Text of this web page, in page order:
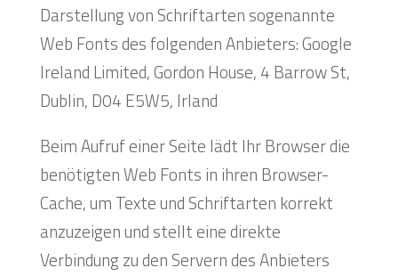
Darstellung von Schriftarten sogenannte
Web Fonts des folgenden Anbieters: Google
Ireland Limited, Gordon House, 4 Barrow St,
Dublin, D04 E5W5, Irland
Beim Aufruf einer Seite lädt Ihr Browser die
benötigten Web Fonts in ihren Browser-
Cache, um Texte und Schriftarten korrekt
anzuzeigen und stellt eine direkte
Verbindung zu den Servern des Anbieters